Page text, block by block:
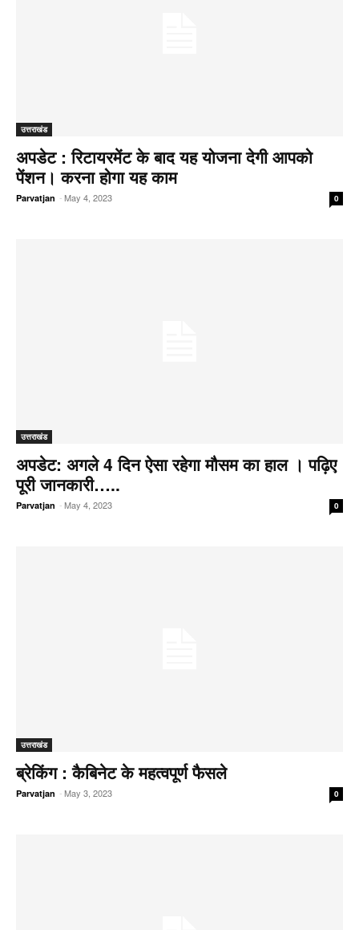
उत्तराखंड
अपडेट : रिटायरमेंट के बाद यह योजना देगी आपको
पेंशन। करना होगा यह काम
Parvatjan -May 4, 2023 0
उत्तराखंड
अपडेट: अगले 4 दिन ऐसा रहेगा मौसम का हाल । पढ़िए
पूरी जानकारी…..
Parvatjan -May 4, 2023 0
उत्तराखंड
ब्रेकिंग : कैबिनेट के महत्वपूर्ण फैसले
Parvatjan -May 3, 2023 0